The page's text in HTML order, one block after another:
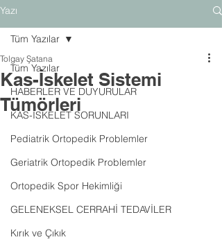
Yazı
Tüm Yazılar
HABERLER VE DUYURULAR
KAS-İSKELET SORUNLARI
Pediatrik Ortopedik Problemler
Geriatrik Ortopedik Problemler
Ortopedik Spor Hekimliği
GELENEKSEL CERRAHİ TEDAVİLER
Kırık ve Çıkık
Tüm Yazılar
Kas-İskelet Sistemi
Tümörleri
Tolgay Şatana